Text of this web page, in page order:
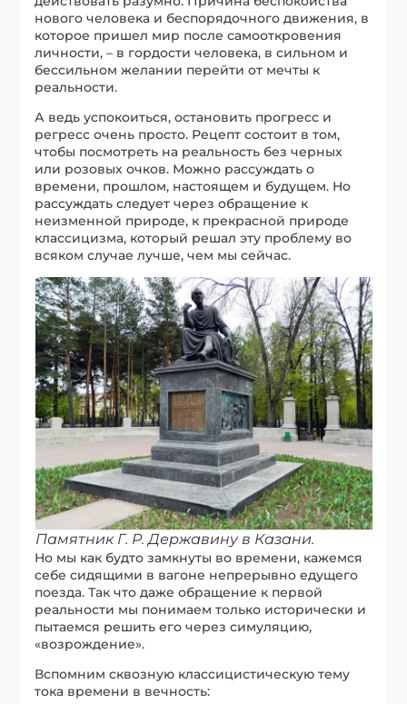
нового человека и беспорядочного движения, в
которое пришел мир после самооткровения
личности, – в гордости человека, в сильном и
бессильном желании перейти от мечты к
реальности.
А ведь успокоиться, остановить прогресс и
регресс очень просто. Рецепт состоит в том,
чтобы посмотреть на реальность без черных
или розовых очков. Можно рассуждать о
времени, прошлом, настоящем и будущем. Но
рассуждать следует через обращение к
неизменной природе, к прекрасной природе
классицизма, который решал эту проблему во
всяком случае лучше, чем мы сейчас.
Памятник Г. Р. Державину в Казани.
Но мы как будто замкнуты во времени, кажемся
себе сидящими в вагоне непрерывно едущего
поезда. Так что даже обращение к первой
реальности мы понимаем только исторически и
пытаемся решить его через симуляцию,
«возрождение».
Вспомним сквозную классицистическую тему
тока времени в вечность: